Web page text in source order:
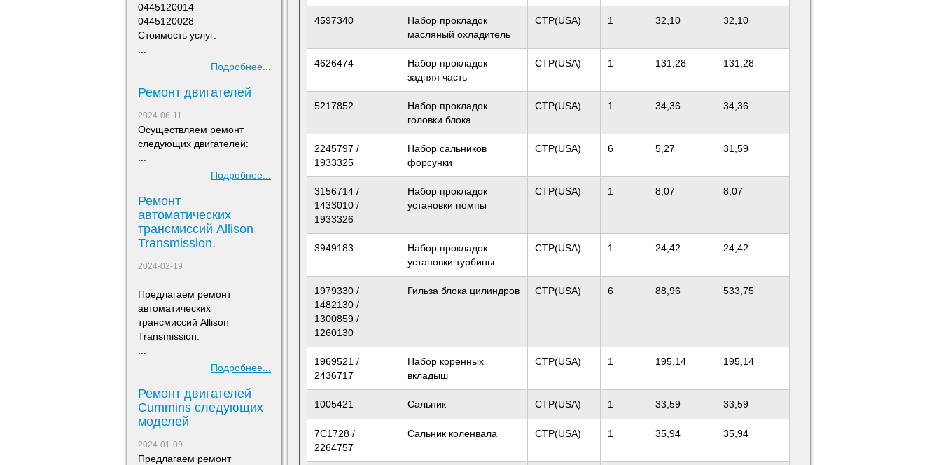
4597340
Набор прокладок
масляный охладитель
CTP(USA) 1 32,10 32,10
4626474
Набор прокладок
задняя часть
CTP(USA) 1 131,28 131,28
5217852
Набор прокладок
головки блока
CTP(USA) 1 34,36 34,36
2245797 /
1933325
Набор сальников
форсунки
CTP(USA) 6 5,27 31,59
3156714 /
1433010 /
1933326
Набор прокладок
установки помпы
CTP(USA) 1 8,07 8,07
3949183
Набор прокладок
установки турбины
CTP(USA) 1 24,42 24,42
1979330 /
1482130 /
1300859 /
1260130
Гильза блока цилиндров CTP(USA) 6 88,96 533,75
1969521 /
2436717
Набор коренных
вкладыш
CTP(USA) 1 195,14 195,14
1005421 Сальник CTP(USA) 1 33,59 33,59
7C1728 /
2264757
Сальник коленвала CTP(USA) 1 35,94 35,94
0445120014
0445120028
Стоимость услуг:
Подробнее...
Ремонт двигателей
2024-06-11
Осуществляем ремонт
следующих двигателей:
Подробнее...
Ремонт
автоматических
трансмиссий Allison
Transmission.
2024-02-19
Предлагаем ремонт
автоматических
трансмиссий Allison
Transmission.
Подробнее...
Ремонт двигателей
Сummins следующих
моделей
2024-01-09
Предлагаем ремонт